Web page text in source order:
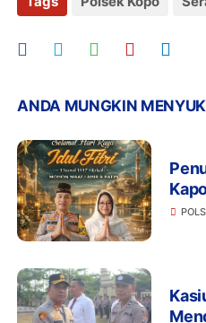
ANDA MUNGKIN